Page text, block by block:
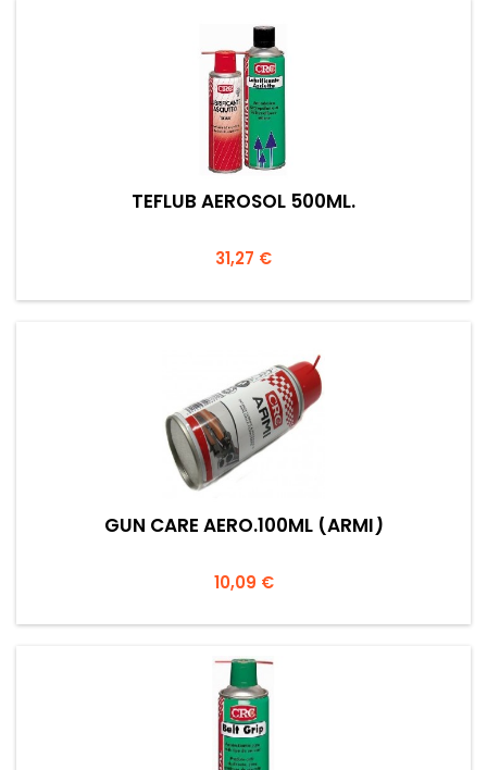
TEFLUB AEROSOL 500ML.
Prezzo
31,27 €
GUN CARE AERO.100ML (ARMI)
Prezzo
10,09 €